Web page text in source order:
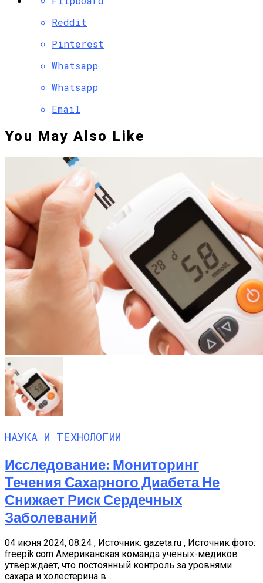
Reddit
Pinterest
Whatsapp
Whatsapp
Email
You May Also Like
НАУКА И ТЕХНОЛОГИИ
Исследование: Мониторинг
Течения Сахарного Диабета Не
Снижает Риск Сердечных
Заболеваний
04 июня 2024, 08:24 , Источник: gazeta.ru , Источник фото:
freepik.com Американская команда ученых-медиков
утверждает, что постоянный контроль за уровнями
сахара и холестерина в...